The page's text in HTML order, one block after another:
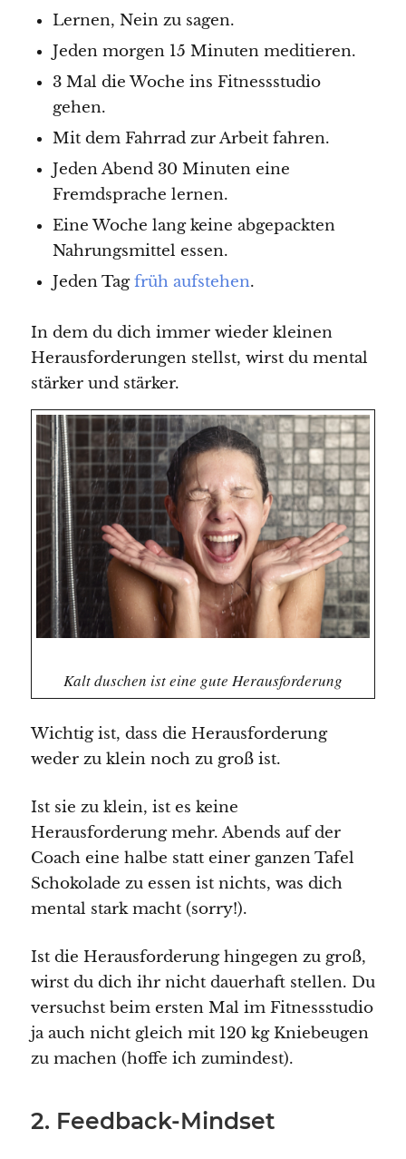
Lernen, Nein zu sagen.
Jeden morgen 15 Minuten meditieren.
3 Mal die Woche ins Fitnessstudio
gehen.
Mit dem Fahrrad zur Arbeit fahren.
Jeden Abend 30 Minuten eine
Fremdsprache lernen.
Eine Woche lang keine abgepackten
Nahrungsmittel essen.
Jeden Tagfrüh aufstehen.
In dem du dich immer wieder kleinen
Herausforderungen stellst, wirst du mental
stärker und stärker.
Kalt duschen ist eine gute Herausforderung
Wichtig ist, dass die Herausforderung
weder zu klein noch zu groß ist.
Ist sie zu klein, ist es keine
Herausforderung mehr. Abends auf der
Coach eine halbe statt einer ganzen Tafel
Schokolade zu essen ist nichts, was dich
mental stark macht (sorry!).
Ist die Herausforderung hingegen zu groß,
wirst du dich ihr nicht dauerhaft stellen. Du
versuchst beim ersten Mal im Fitnessstudio
ja auch nicht gleich mit 120 kg Kniebeugen
zu machen (hoffe ich zumindest).
2. Feedback-Mindset